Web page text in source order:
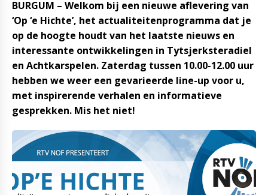
BURGUM – Welkom bij een nieuwe aflevering van
‘Op ‘e Hichte’, het actualiteitenprogramma dat je
op de hoogte houdt van het laatste nieuws en
interessante ontwikkelingen in Tytsjerksteradiel
en Achtkarspelen. Zaterdag tussen 10.00-12.00 uur
hebben we weer een gevarieerde line-up voor u,
met inspirerende verhalen en informatieve
gesprekken. Mis het niet!